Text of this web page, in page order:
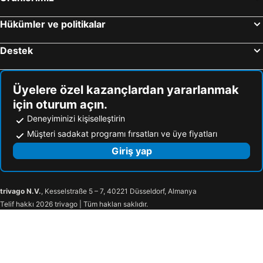
Marmaris, Muğla Çevresi Otel
Fethiye, Muğla Çevresi Otel
Ankara, Ankara Çevresi Otel
Hükümler ve politikalar
Destek
Üyelere özel kazançlardan yararlanmak
için oturum açın.
Deneyiminizi kişiselleştirin
Müşteri sadakat programı fırsatları ve üye fiyatları
Giriş yap
trivago N.V., Kesselstraße 5 – 7, 40221 Düsseldorf, Almanya
Telif hakkı 2026 trivago | Tüm hakları saklıdır.